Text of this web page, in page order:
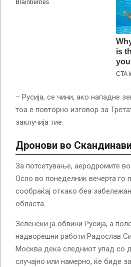
– Русија, се чини, ако нападне
тоа е повторно изговор за
заклучија тие.
Дронови во
За потсетување, аеродромите
Осло во понеделник вечерта го
сообраќај откако беа
областа.
Зеленски ја обвини Русија, а
надворешни работи Радослав
Москва дека следниот упад со
случајно или намерно, ќе биде